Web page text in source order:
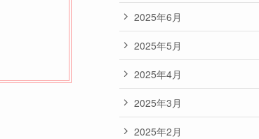
2025年6月
2025年5月
2025年4月
2025年3月
2025年2月